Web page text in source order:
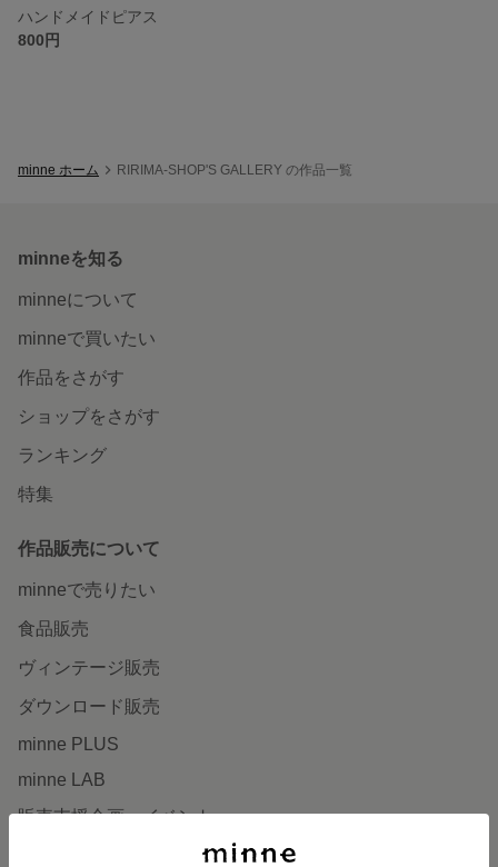
ハンドメイドピアス
800円
minne ホーム RIRIMA-SHOP'S GALLERY の作品一覧
minneを知る
minneについて
minneで買いたい
作品をさがす
ショップをさがす
ランキング
特集
作品販売について
minneで売りたい
食品販売
ヴィンテージ販売
ダウンロード販売
minne PLUS
minne LAB
販売支援企画・イベント